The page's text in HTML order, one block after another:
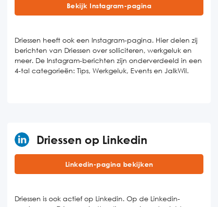
Bekijk Instagram-pagina
Driessen heeft ook een Instagram-pagina. Hier delen zij
berichten van Driessen over solliciteren, werkgeluk en
meer. De Instagram-berichten zijn onderverdeeld in een
4-tal categorieën: Tips, Werkgeluk, Events en JaIkWil.
Driessen op Linkedin
Linkedin-pagina bekijken
Driessen is ook actief op Linkedin. Op de Linkedin-